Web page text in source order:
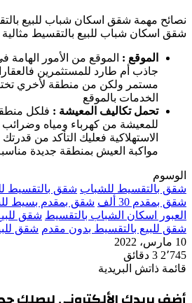
نصائح مهمة شقق اسكان شباب للبيع
شقق اسكان شباب للبيع بالتقسيط مثالية
الموقع : الموقع من الأمور الهامة
جاذب أم طارد للمستثمرين
مستمر ولكن من منطقة لأخري
الخدمات بالموقع
تحمل تكاليف المعيشة : فلكل
للمعيشة من كهرباء ومياه وضرائب
الاستهلاكية فعليك التأكد من
مواكبة العيش بمنطقة جديدة
الوسوم
شقق بالتقسيط للشباب شقق بالتقسيط
شقق بمقدم 30 ألف
شقق بمقدم بسيط
العبور اسكان الشباب بالتقسيط شقق للبيع
شقق للبيع بالتقسيط بدون مقدم شقق
10 مارس، 2022
2٬745 3 دقائق
قائمة ذاتش البريدية